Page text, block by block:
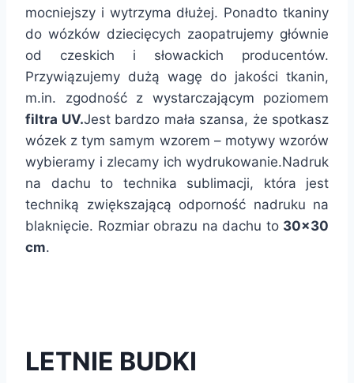
mocniejszy i wytrzyma dłużej. Ponadto tkaniny
do wózków dziecięcych zaopatrujemy głównie
od czeskich i słowackich producentów.
Przywiązujemy dużą wagę do jakości tkanin,
m.in. zgodność z wystarczającym poziomem
filtra UV.Jest bardzo mała szansa, że ​​spotkasz
wózek z tym samym wzorem – motywy wzorów
wybieramy i zlecamy ich wydrukowanie.Nadruk
na dachu to technika sublimacji, która jest
techniką zwiększającą odporność nadruku na
blaknięcie. Rozmiar obrazu na dachu to 30×30
cm.
LETNIE BUDKI